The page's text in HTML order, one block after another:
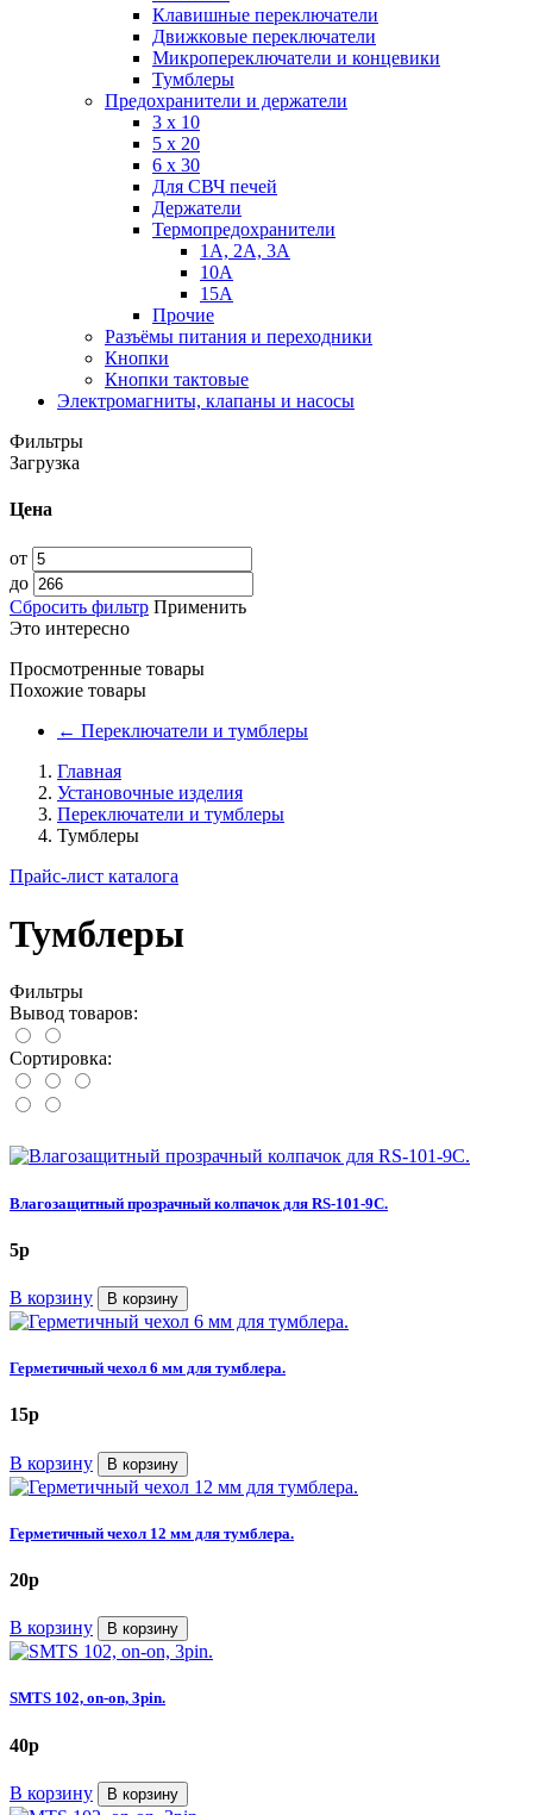
Клавишные переключатели
Движковые переключатели
Микропереключатели и концевики
Тумблеры
Предохранители и держатели
3 х 10
5 х 20
6 х 30
Для СВЧ печей
Держатели
Термопредохранители
1А, 2А, 3А
10А
15А
Прочие
Разъёмы питания и переходники
Кнопки
Кнопки тактовые
Электромагниты, клапаны и насосы
Фильтры
Загрузка
Цена
от
до
Сбросить фильтр Применить
Это интересно
Просмотренные товары
Похожие товары
← Переключатели и тумблеры
Главная
Установочные изделия
Переключатели и тумблеры
Тумблеры
Прайс-лист каталога
Тумблеры
Фильтры
Вывод товаров:
Сортировка:
Влагозащитный прозрачный колпачок для RS-101-9C.
5p
В корзину В корзину
Герметичный чехол 6 мм для тумблера.
15p
В корзину В корзину
Герметичный чехол 12 мм для тумблера.
20p
В корзину В корзину
SMTS 102, on-on, 3pin.
40p
В корзину В корзину